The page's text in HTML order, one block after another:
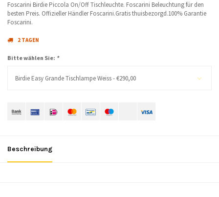
Foscarini Birdie Piccola On/Off Tischleuchte. Foscarini Beleuchtung für den
besten Preis. Offizieller Händler Foscarini.Gratis thuisbezorgd.100% Garantie
Foscarini.
2 TAGEN
Bitte wählen Sie: *
Birdie Easy Grande Tischlampe Weiss - €290,00
Beschreibung